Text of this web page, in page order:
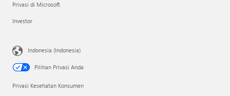
Privasi di Microsoft
Investor
Indonesia (Indonesia)
Pilihan Privasi Anda
Privasi Kesehatan Konsumen